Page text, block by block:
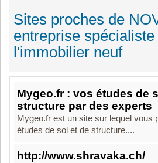
Sites proches de
entreprise spécialiste
l'immobilier neuf
Mygeo.fr : vos études de
structure par des experts
Mygeo.fr est un site sur lequel vous
études de sol et de structure....
http://www.shravaka.ch/